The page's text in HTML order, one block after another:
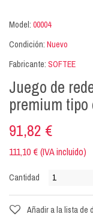
Model: 00004
Condición: Nuevo
Fabricante: SOFTEE
Juego de
premium tipo
91,82 €
111,10 € (IVA incluido)
Cantidad
Añadir a la lista de